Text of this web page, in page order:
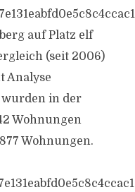
auf Platz elf
(seit 2006)
Analyse
wurden in der
Wohnungen
Wohnungen.